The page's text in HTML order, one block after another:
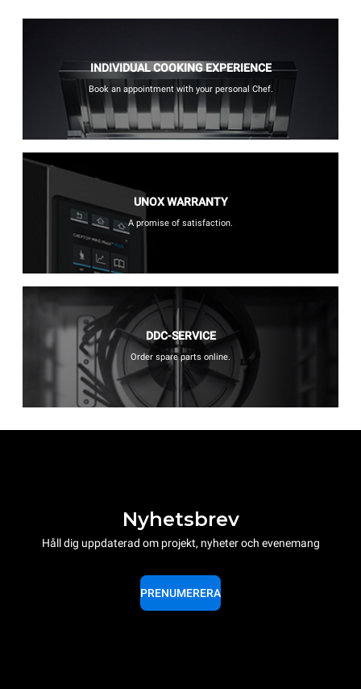
INDIVIDUAL COOKING EXPERIENCE
Book an appointment with your personal Chef.
UNOX WARRANTY
A promise of satisfaction.
DDC-SERVICE
Order spare parts online.
Nyhetsbrev
Håll dig uppdaterad om projekt, nyheter och evenemang
PRENUMERERA